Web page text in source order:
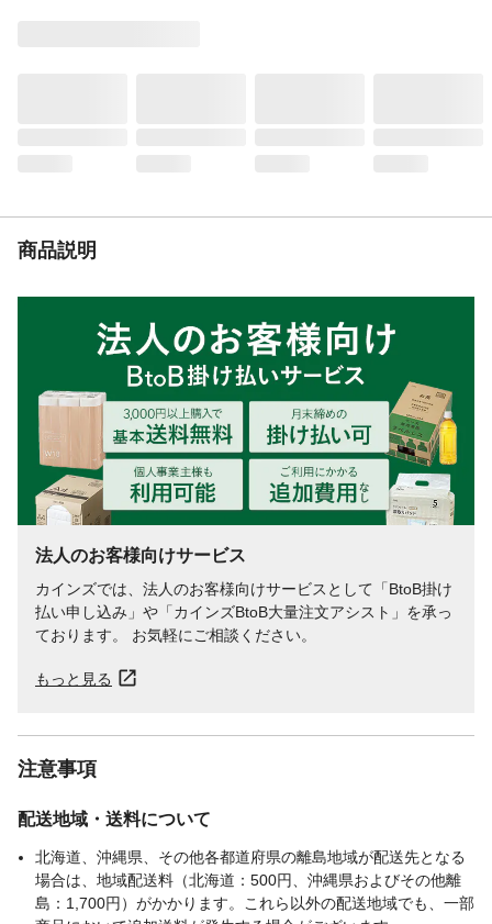
い。 2.使用する場所に、本製品を2～3回
散布範囲（約）
約18.9～50.5坪(約62.5～166.6平方メート
ル)
樹木類、樹木等
適用雑草
一年生雑草及び多年生雑草、スギナ
商品説明
法人のお客様向けサービス
カインズでは、法人のお客様向けサービスとして「BtoB掛け
払い申し込み」や「カインズBtoB大量注文アシスト」を承っ
ております。 お気軽にご相談ください。
もっと見る
注意事項
配送地域・送料について
北海道、沖縄県、その他各都道府県の離島地域が配送先となる
場合は、地域配送料（北海道：500円、沖縄県およびその他離
島：1,700円）がかかります。これら以外の配送地域でも、一部